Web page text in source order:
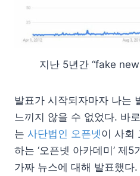
지난 5년간 “fake
발표가 시작되자마자 나는
느끼지 않을 수 없었다. 바
는 사단법인 오픈넷이 사회
하는 ‘오픈넷 아카데미’ 제
가짜 뉴스에 대해 발표했다